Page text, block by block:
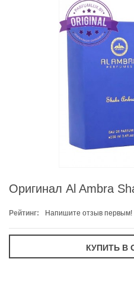
Оригинал Al Ambra
Рейтинг: Напишите отзыв первым!